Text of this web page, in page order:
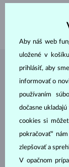
Aby náš web
uložené v
prihlásiť, aby
informovať o
používaním
dočasne
cookies si
pokračovať“
zlepšovať a
V opačnom